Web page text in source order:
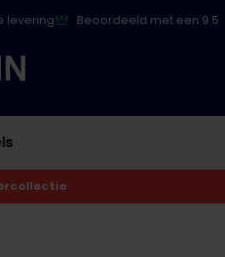
levering Beoordeeld met een 9.5